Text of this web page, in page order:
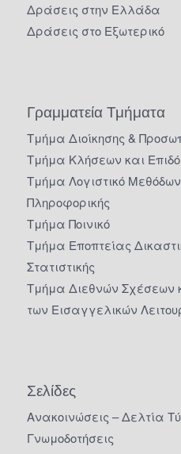
Δράσεις στην Ελλάδα
Δράσεις στο Εξωτερικό
Γραμματεία Τμήματα
Τμήμα Διοίκησης &
Τμήμα Κλήσεων και
Τμήμα Λογιστικό
Πληροφορικής
Τμήμα Ποινικό
Τμήμα Εποπτείας
Στατιστικής
Τμήμα Διεθνών Σχέσεων
των Εισαγγελικών
Σελίδες
Ανακοινώσεις – Δελτία
Γνωμοδοτήσεις